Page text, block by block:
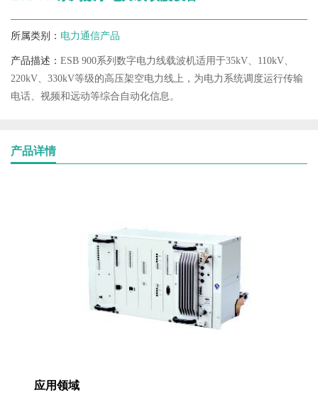
所属类别： 电力通信产品
产品描述： ESB 900系列数字电力线载波机适用于35kV、110kV、
220kV、330kV等级的高压架空电力线上，为电力系统调度运行传输
电话、视频和远动等综合自动化信息。
产品详情
应用领域